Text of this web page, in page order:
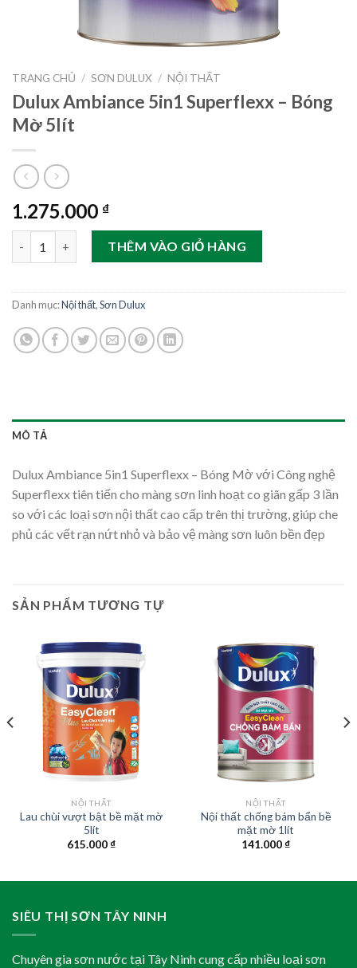
TRANG CHỦ / SƠN DULUX / NỘI THẤT
Dulux Ambiance 5in1 Superflexx – Bóng
Mờ 5lít
1.275.000 ₫
Dulux Ambiance 5in1 Superflexx - Bóng Mờ 5lít số lượng
THÊM VÀO GIỎ HÀNG
Danh mục:Nội thất,Sơn Dulux
MÔ TẢ
Dulux Ambiance 5in1 Superflexx – Bóng Mờ với Công nghệ
Superflexx tiên tiến cho màng sơn linh hoạt co giãn gấp 3 lần
so với các loại sơn nội thất cao cấp trên thị trường, giúp che
phủ các vết rạn nứt nhỏ và bảo vệ màng sơn luôn bền đẹp
SẢN PHẨM TƯƠNG TỰ
NỘI THẤT
Lau chùi vượt bật bề mặt mờ
5lít
615.000₫
NỘI THẤT
Nội thất chống bám bẩn bề
mặt mờ 1lít
141.000₫
SIÊU THỊ SƠN TÂY NINH
Chuyên gia sơn nước tại Tây Ninh cung cấp nhiều loại sơn